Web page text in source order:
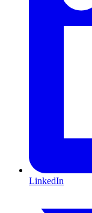
LinkedIn